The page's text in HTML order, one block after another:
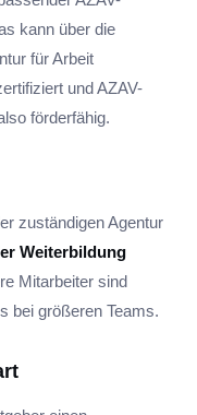
kann über die
für Arbeit
und AZAV-
förderfähig.
zuständigen Agentur
Weiterbildung
Mitarbeiter sind
bei größeren Teams.